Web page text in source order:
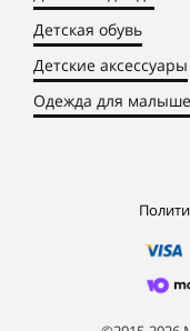
Детская обувь
Детские аксессуары
Одежда для